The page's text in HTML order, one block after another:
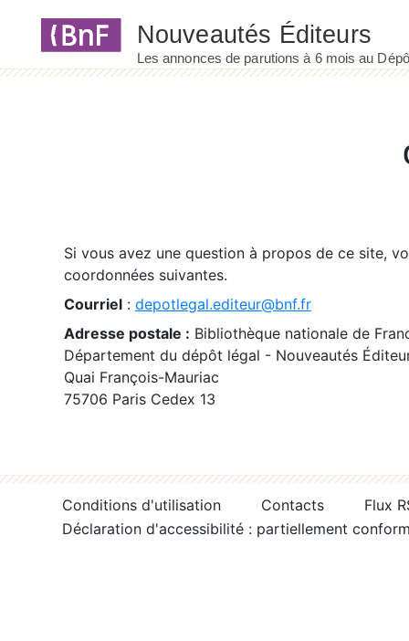
Si vous avez une question à propos de ce site,
coordonnées suivantes.
Courriel : depotlegal.editeur@bnf.fr
Adresse postale : Bibliothèque nationale de
Département du dépôt légal - Nouveautés
Quai François-Mauriac
75706 Paris Cedex 13
Conditions d'utilisation Contacts
Flux
Déclaration d'accessibilité : partiellement